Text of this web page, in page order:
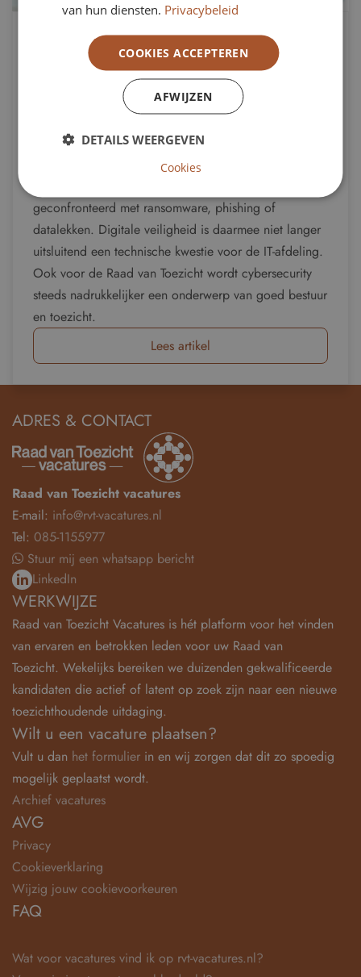
12 maart 2026
Cybersecurity op de agenda van
de Raad van Toezicht
Cyberaanvallen op organisaties in de publieke en
semipublieke sector nemen toe. Ziekenhuizen,
onderwijsinstellingen, gemeenten en
geconfronteerd met ransomware, phishing of
datalekken. Digitale veiligheid is daarmee niet langer
uitsluitend een technische kwestie voor de IT-afdeling.
Ook voor de Raad van Toezicht wordt cybersecurity
steeds nadrukkelijker een onderwerp van goed bestuur
en toezicht.
Lees artikel
ADRES & CONTACT
Raad van Toezicht vacatures
E-mail: info@rvt-vacatures.nl
Tel: 085-1155977
Stuur mij een whatsapp bericht
LinkedIn
WERKWIJZE
Raad van Toezicht Vacatures is hét platform voor het vinden
van ervaren en betrokken leden voor uw Raad van
Toezicht. Wekelijks bereiken we duizenden gekwalificeerde
kandidaten die actief of latent op zoek zijn naar een nieuwe
toezichthoudende uitdaging.
Wilt u een vacature plaatsen?
Vult u dan het formulier in en wij zorgen dat dit zo spoedig
mogelijk geplaatst wordt.
Archief vacatures
AVG
Privacy
Cookieverklaring
Wijzig jouw cookievoorkeuren
FAQ
Wat voor vacatures vind ik op rvt-vacatures.nl?
van hun diensten. Privacybeleid
COOKIES ACCEPTEREN
AFWIJZEN
DETAILS WEERGEVEN
Cookies